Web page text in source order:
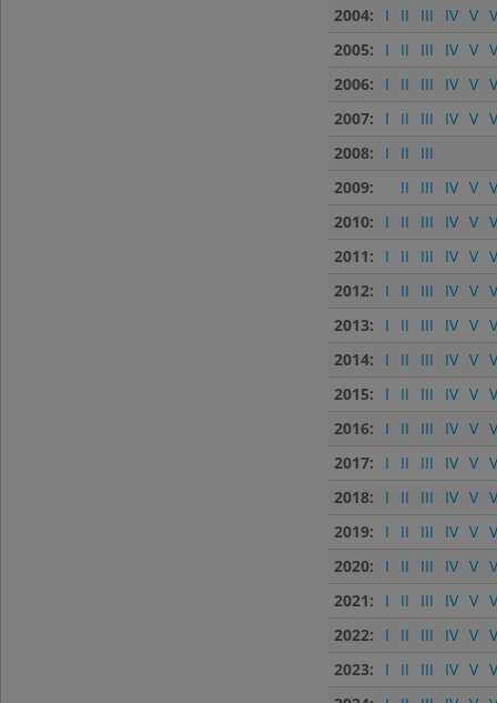
2004:
I II III IV V
2005:
I II III IV V
2006:
I II III IV V
2007:
I II III IV V
2008:
I II
III
2009:
II III IV V
2010:
I II III IV V
2011:
I II III IV V
2012:
I II III IV V
2013:
I II III IV V
2014:
I II III IV V
2015:
I II III IV V
2016:
I II III IV V
2017:
I II III IV V
2018:
I II III IV V
2019:
I II III IV V
2020:
I II III IV V
2021:
I II III IV V
2022:
I II III IV V
2023:
I II III IV V